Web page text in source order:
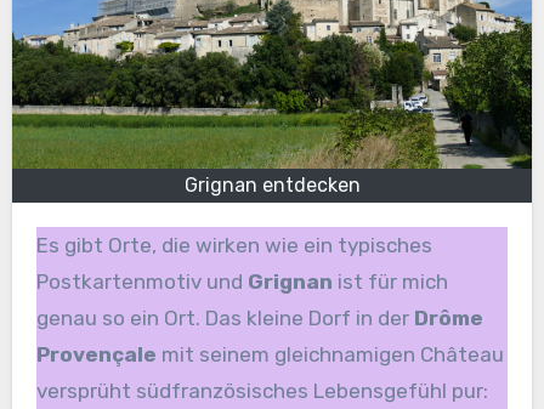
Grignan entdecken
Es gibt Orte, die wirken wie ein typisches
Postkartenmotiv und Grignan ist für mich
genau so ein Ort. Das kleine Dorf in der Drôme
Provençale mit seinem gleichnamigen Château
versprüht südfranzösisches Lebensgefühl pur: